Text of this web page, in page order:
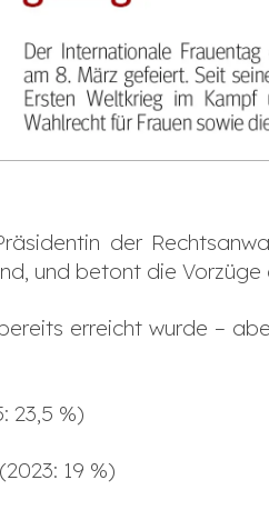
der
und betont die
erreicht wurde –
23,5 %)
19 %)